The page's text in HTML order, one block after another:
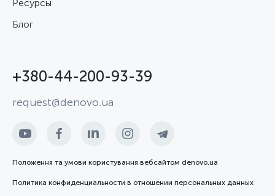
Ресурсы
Блог
+380-44-200-93-39
request@denovo.ua
Положення та умови користування вебсайтом denovo.ua
Политика конфиденциальности в отношении персональных данных